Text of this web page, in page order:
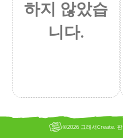
하지 않았습
니다.
©2026 그래서Create.